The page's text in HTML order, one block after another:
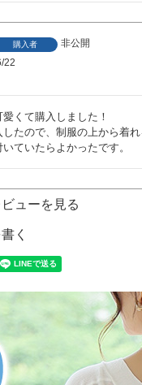
購入者
非公開
22
くて購入しました！
たので、制服の上から着
ていたらよかったです。
ューを見る
く